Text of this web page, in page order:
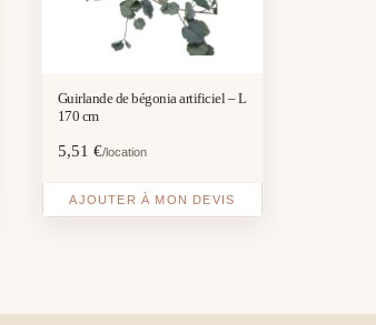
Guirlande de bégonia artificiel – L
170 cm
5,51 €/location
AJOUTER À MON DEVIS